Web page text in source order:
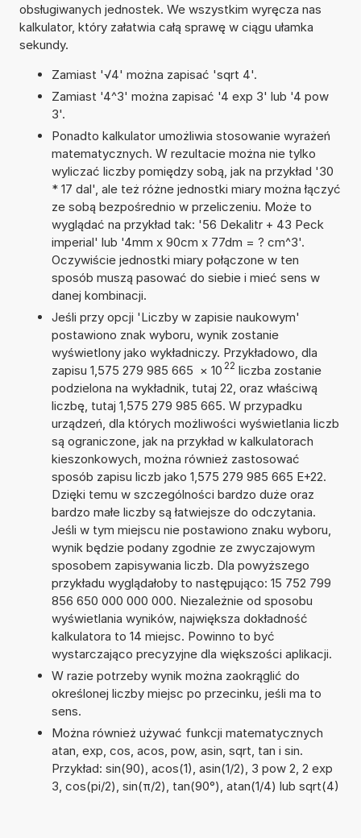
obsługiwanych jednostek. We wszystkim wyręcza nas
kalkulator, który załatwia całą sprawę w ciągu ułamka
sekundy.
Zamiast '√4' można zapisać 'sqrt 4'.
Zamiast '4^3' można zapisać '4 exp 3' lub '4 pow
3'.
Ponadto kalkulator umożliwia stosowanie wyrażeń
matematycznych. W rezultacie można nie tylko
wyliczać liczby pomiędzy sobą, jak na przykład '30
* 17 dal', ale też różne jednostki miary można łączyć
ze sobą bezpośrednio w przeliczeniu. Może to
wyglądać na przykład tak: '56 Dekalitr + 43 Peck
imperial' lub '4mm x 90cm x 77dm = ? cm^3'.
Oczywiście jednostki miary połączone w ten
sposób muszą pasować do siebie i mieć sens w
danej kombinacji.
Jeśli przy opcji 'Liczby w zapisie naukowym'
postawiono znak wyboru, wynik zostanie
wyświetlony jako wykładniczy. Przykładowo, dla
zapisu 1,575 279 985 665 × 10 22 liczba zostanie
podzielona na wykładnik, tutaj 22, oraz właściwą
liczbę, tutaj 1,575 279 985 665. W przypadku
urządzeń, dla których możliwości wyświetlania liczb
są ograniczone, jak na przykład w kalkulatorach
kieszonkowych, można również zastosować
sposób zapisu liczb jako 1,575 279 985 665 E+22.
Dzięki temu w szczególności bardzo duże oraz
bardzo małe liczby są łatwiejsze do odczytania.
Jeśli w tym miejscu nie postawiono znaku wyboru,
wynik będzie podany zgodnie ze zwyczajowym
sposobem zapisywania liczb. Dla powyższego
przykładu wyglądałoby to następująco: 15 752 799
856 650 000 000 000. Niezależnie od sposobu
wyświetlania wyników, największa dokładność
kalkulatora to 14 miejsc. Powinno to być
wystarczająco precyzyjne dla większości aplikacji.
W razie potrzeby wynik można zaokrąglić do
określonej liczby miejsc po przecinku, jeśli ma to
sens.
Można również używać funkcji matematycznych
atan, exp, cos, acos, pow, asin, sqrt, tan i sin.
Przykład: sin(90), acos(1), asin(1/2), 3 pow 2, 2 exp
3, cos(pi/2), sin(π/2), tan(90°), atan(1/4) lub sqrt(4)